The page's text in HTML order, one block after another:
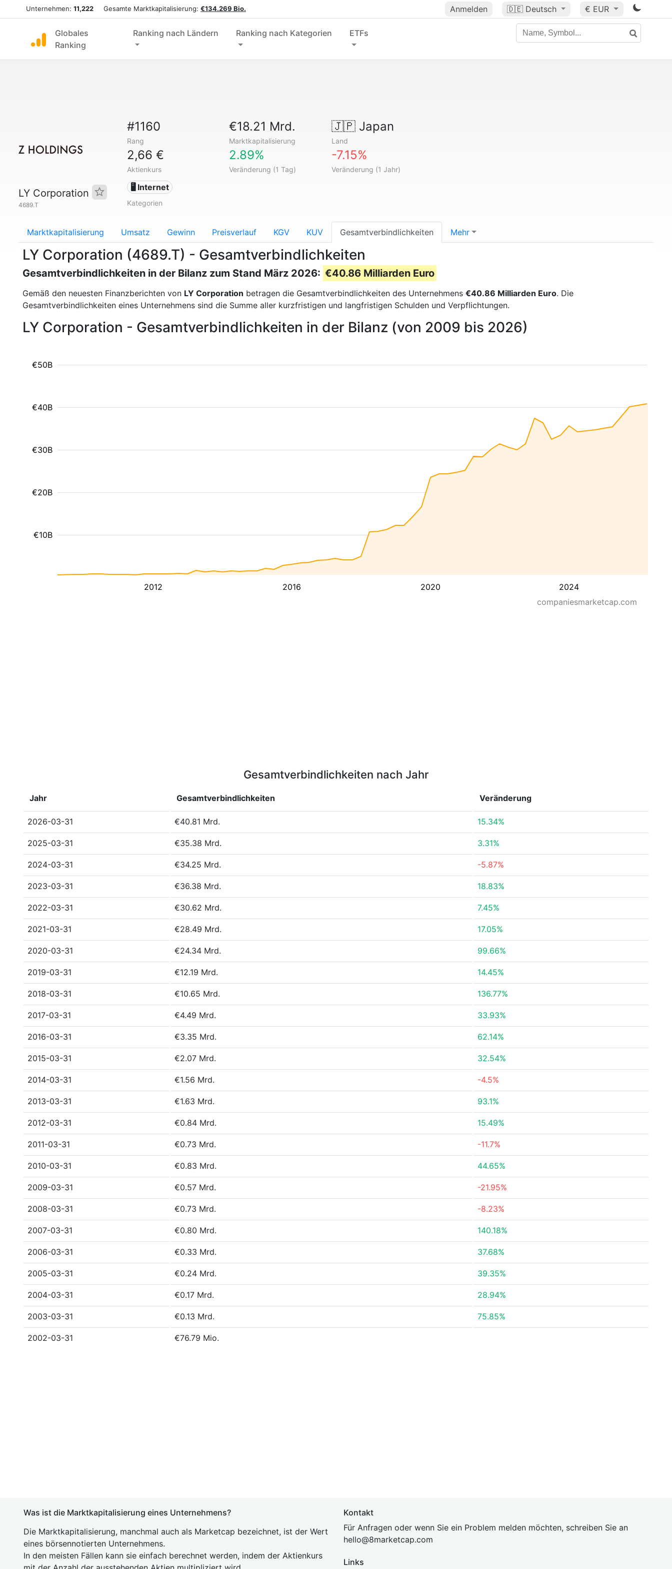
Unternehmen: 11,222 Gesamte Marktkapitalisierung: €134.269 Bio. Anmelden 🇩🇪 Deutsch € EUR
Globales
Ranking
Ranking nach Ländern Ranking nach Kategorien ETFs
LY Corporation
4689.T
#1160
Rang
€18.21 Mrd.
Marktkapitalisierung
🇯🇵Japan
Land
2,66 €
Aktienkurs
2.89%
Veränderung (1 Tag)
-7.15%
Veränderung (1 Jahr)
🖥️ Internet
Kategorien
Marktkapitalisierung Umsatz Gewinn Preisverlauf KGV KUV Gesamtverbindlichkeiten Mehr
LY Corporation (4689.T) - Gesamtverbindlichkeiten
Gesamtverbindlichkeiten in der Bilanz zum Stand März 2026: €40.86 Milliarden Euro
Gemäß den neuesten Finanzberichten von LY Corporation betragen die Gesamtverbindlichkeiten des Unternehmens €40.86 Milliarden Euro. Die
Gesamtverbindlichkeiten eines Unternehmens sind die Summe aller kurzfristigen und langfristigen Schulden und Verpflichtungen.
LY Corporation - Gesamtverbindlichkeiten in der Bilanz (von 2009 bis 2026)
2012 2016 2020 2024
€10B
€20B
€30B
€40B
€50B
companiesmarketcap.com
Gesamtverbindlichkeiten nach Jahr
Jahr Gesamtverbindlichkeiten Veränderung
2026-03-31 €40.81 Mrd. 15.34%
2025-03-31 €35.38 Mrd. 3.31%
2024-03-31 €34.25 Mrd. -5.87%
2023-03-31 €36.38 Mrd. 18.83%
2022-03-31 €30.62 Mrd. 7.45%
2021-03-31 €28.49 Mrd. 17.05%
2020-03-31 €24.34 Mrd. 99.66%
2019-03-31 €12.19 Mrd. 14.45%
2018-03-31 €10.65 Mrd. 136.77%
2017-03-31 €4.49 Mrd. 33.93%
2016-03-31 €3.35 Mrd. 62.14%
2015-03-31 €2.07 Mrd. 32.54%
2014-03-31 €1.56 Mrd. -4.5%
2013-03-31 €1.63 Mrd. 93.1%
2012-03-31 €0.84 Mrd. 15.49%
2011-03-31 €0.73 Mrd. -11.7%
2010-03-31 €0.83 Mrd. 44.65%
2009-03-31 €0.57 Mrd. -21.95%
2008-03-31 €0.73 Mrd. -8.23%
2007-03-31 €0.80 Mrd. 140.18%
2006-03-31 €0.33 Mrd. 37.68%
2005-03-31 €0.24 Mrd. 39.35%
2004-03-31 €0.17 Mrd. 28.94%
2003-03-31 €0.13 Mrd. 75.85%
2002-03-31 €76.79 Mio.
Was ist die Marktkapitalisierung eines Unternehmens?
Die Marktkapitalisierung, manchmal auch als Marketcap bezeichnet, ist der Wert
eines börsennotierten Unternehmens.
In den meisten Fällen kann sie einfach berechnet werden, indem der Aktienkurs
Kontakt
Für Anfragen oder wenn Sie ein Problem melden möchten, schreiben Sie an
hello@8marketcap.com
Links